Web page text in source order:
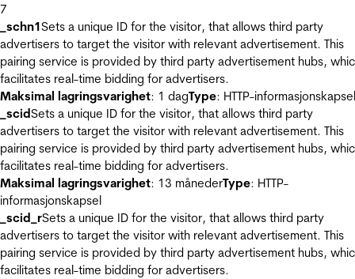
7
_schn1Sets a unique ID for the visitor, that allows third party
advertisers to target the visitor with relevant advertisement. This
pairing service is provided by third party advertisement hubs,
facilitates real-time bidding for advertisers.
Maksimal lagringsvarighet: 1 dagType: HTTP-informasjonskapsel
_scidSets a unique ID for the visitor, that allows third party
advertisers to target the visitor with relevant advertisement. This
pairing service is provided by third party advertisement hubs,
facilitates real-time bidding for advertisers.
Maksimal lagringsvarighet: 13 månederType: HTTP-
informasjonskapsel
_scid_rSets a unique ID for the visitor, that allows third party
advertisers to target the visitor with relevant advertisement. This
pairing service is provided by third party advertisement hubs,
facilitates real-time bidding for advertisers.